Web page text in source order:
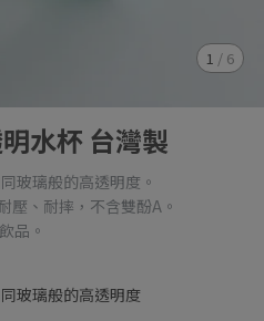
1 / 6
水杯 台灣製
玻璃般的高透明度。
、耐摔，不含雙酚A。
品。
玻璃般的高透明度